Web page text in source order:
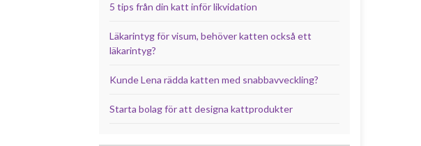
5 tips från din katt inför likvidation
Läkarintyg för visum, behöver katten också ett
läkarintyg?
Kunde Lena rädda katten med snabbavveckling?
Starta bolag för att designa kattprodukter